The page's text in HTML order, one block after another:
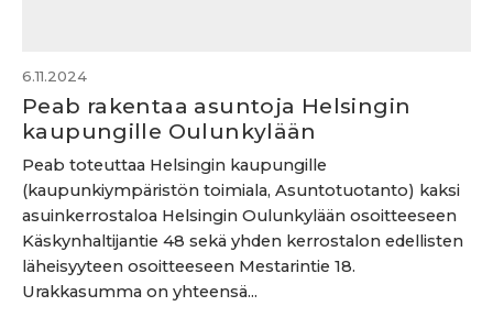
6.11.2024
Peab rakentaa asuntoja Helsingin
kaupungille Oulunkylään
Peab toteuttaa Helsingin kaupungille
(kaupunkiympäristön toimiala, Asuntotuotanto) kaksi
asuinkerrostaloa Helsingin Oulunkylään osoitteeseen
Käskynhaltijantie 48 sekä yhden kerrostalon edellisten
läheisyyteen osoitteeseen Mestarintie 18.
Urakkasumma on yhteensä...